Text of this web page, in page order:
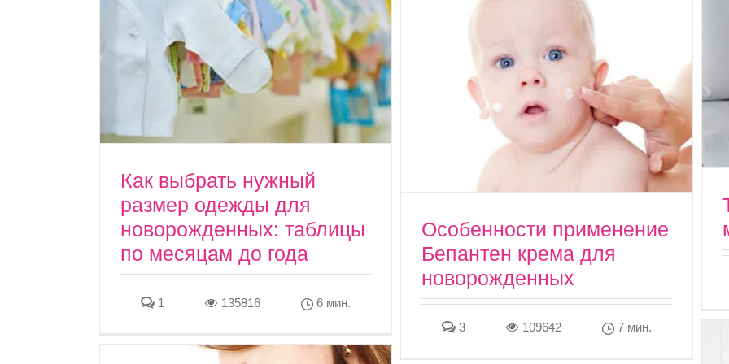
Как выбрать нужный
размер одежды для
новорожденных: таблицы
по месяцам до года
1 135816 6 мин.
Особенности применение
Бепантен крема для
новорожденных
3 109642 7 мин.